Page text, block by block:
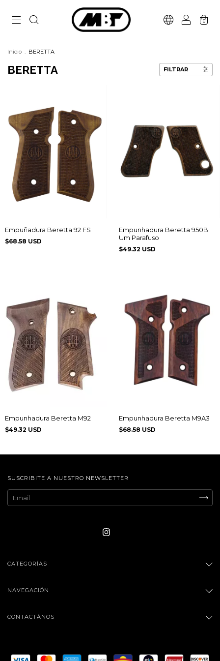
0
Inicio . BERETTA
BERETTA FILTRAR
Empuñadura Beretta 92 FS
$68.58 USD
Empunhadura Beretta 950B
Um Parafuso
$49.32 USD
Empunhadura Beretta M92
$49.32 USD
Empunhadura Beretta M9A3
$68.58 USD
SUSCRIBITE A NUESTRO NEWSLETTER
CATEGORÍAS
NAVEGACIÓN
CONTACTÁNOS